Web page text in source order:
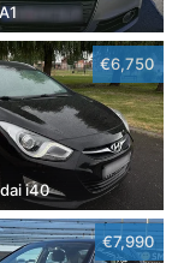
€6,750
i40
€7,990